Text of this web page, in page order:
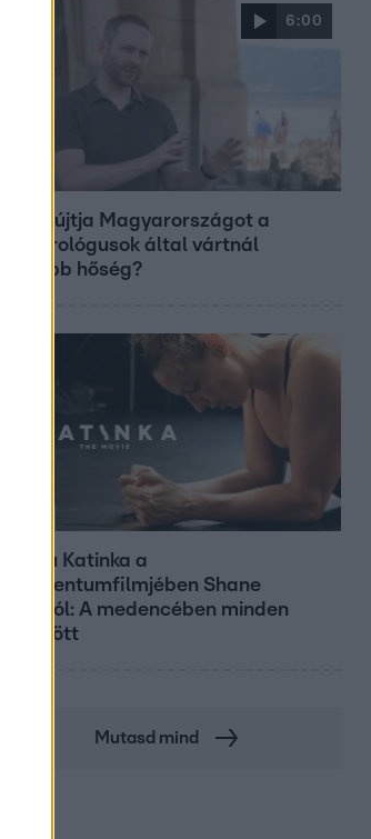
6:00
Miért sújtja Magyarországot a
meteorológusok által vártnál
nagyobb hőség?
Hosszú Katinka a
dokumentumfilmjében Shane
Tusupról: A medencében minden
működött
Mutasd mind